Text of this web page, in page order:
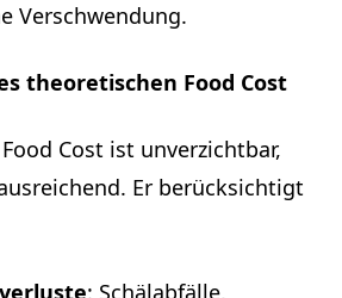
Verschwendung.
theoretischen Food Cost
Cost ist unverzichtbar,
Er berücksichtigt
: Schälabfälle,